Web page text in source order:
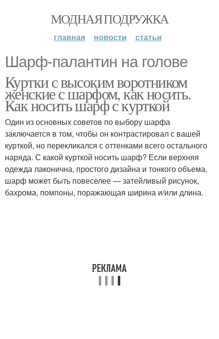
МОДНАЯ ПОДРУЖКА
главная новости статьи
Шарф-палантин на голове
Куртки с высоким воротником
женские с шарфом, как носить.
Как носить шарф с курткой
Один из основных советов по выбору шарфа
заключается в том, чтобы он контрастировал с вашей
курткой, но перекликался с оттенками всего остального
наряда. С какой курткой носить шарф? Если верхняя
одежда лаконична, простого дизайна и тонкого объема,
шарф может быть повеселее — затейливый рисунок,
бахрома, помпоны, поражающая ширина и/или длина.